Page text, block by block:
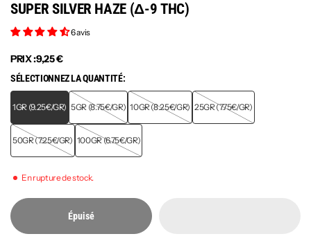
SUPER SILVER HAZE (Δ-9 THC)
6 avis
PRIX :9,25 €
SÉLECTIONNEZ LA QUANTITÉ:
1GR (9.25€/GR) 5GR (8.75€/GR) 10GR (8.25€/GR) 25GR (7.75€/GR)
50GR (7.25€/GR) 100GR (6.75€/GR)
En rupture de stock.
Épuisé